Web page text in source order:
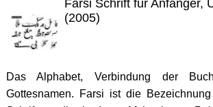
Farsi Schrift für Anfänger,
(2005)
Das Alphabet, Verbindung der
Gottesnamen. Farsi ist die